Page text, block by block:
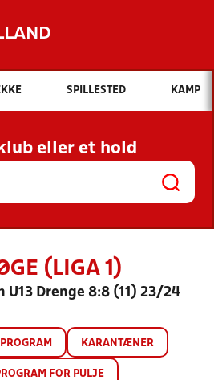
Hvad vil du søge efter?
INDHOLD OG NYHEDER
KLUBBER OG
HOLD
SPILLESTED KAMP
eller et hold
(LIGA 1)
U13 Drenge 8:8 (11) 23/24
KARANTÆNER
FOR PULJE